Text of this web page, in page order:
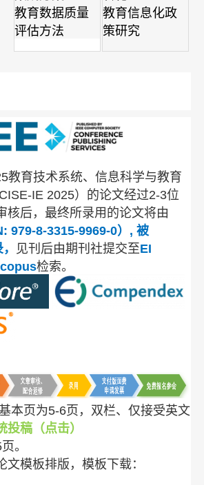
教育数据质量
评估方法
教育信息化政
策研究
教育技术系统、信息科学与教育
IE 2025） 的论文经过2-3位
核后，最终所录用的论文将由
979-8-3315-9969-0）, 被
见刊后由期刊社提交至EI
检索。
本页为5-6页，双栏、仅接受英文
投稿（点击）
。
文模板排版，模板下载：